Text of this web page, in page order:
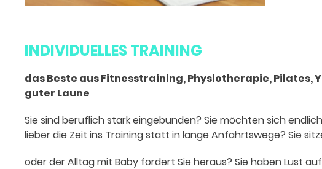
INDIVIDUELLES TRAINING
das Beste aus Fitnesstraining, Physiotherapie, Pilates,
guter Laune
Sie sind beruflich stark eingebunden? Sie möchten sich
lieber die Zeit ins Training statt in lange Anfahrtswege? Sie
oder der Alltag mit Baby fordert Sie heraus? Sie haben Lust